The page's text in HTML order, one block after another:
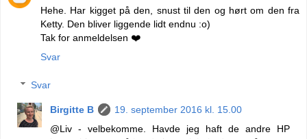
Hehe. Har kigget på den, snust til den og hørt om den fra
Ketty. Den bliver liggende lidt endnu :o)
Tak for anmeldelsen ❤️
Svar
Svar
Birgitte B
19. september 2016 kl. 15.00
@Liv - velbekomme. Havde jeg haft de andre HP